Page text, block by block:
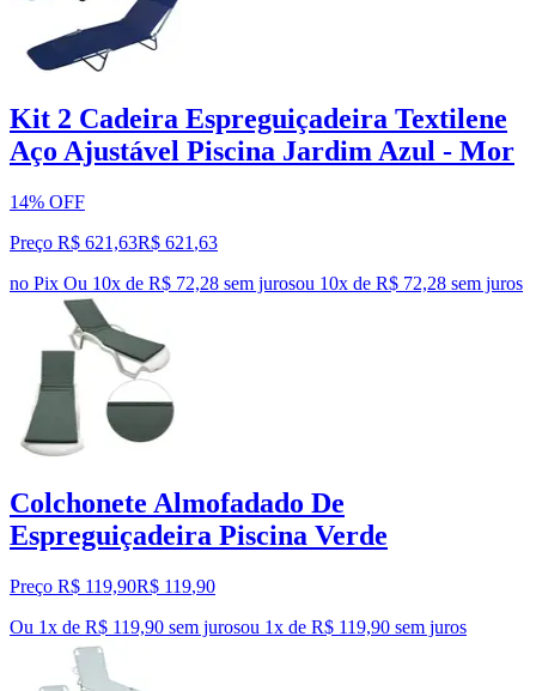
Kit 2 Cadeira Espreguiçadeira Textilene
Aço Ajustável Piscina Jardim Azul - Mor
14% OFF
Preço R$ 621,63R$ 621 ,63
no Pix Ou 10x de R$ 72,28 sem jurosou 10x de R$ 72,28 sem juros
Colchonete Almofadado De
Espreguiçadeira Piscina Verde
Preço R$ 119,90R$ 119,90
Ou 1x de R$ 119,90 sem jurosou 1x de R$ 119,90 sem juros